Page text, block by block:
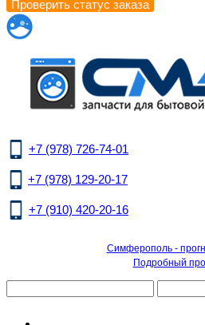
+7 (978) 726-74-01
+7 (978) 129-20-17
+7 (910) 420-20-16
Симферополь -
Подробный